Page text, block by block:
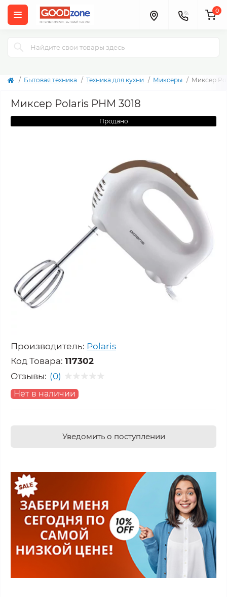
0
Бытовая техника Техника для кухни Миксеры Миксер
Миксер Polaris PHM 3018
Продано
Производитель: Polaris
Код Товара: 117302
Отзывы: (0)
Нет в наличии
Уведомить о поступлении